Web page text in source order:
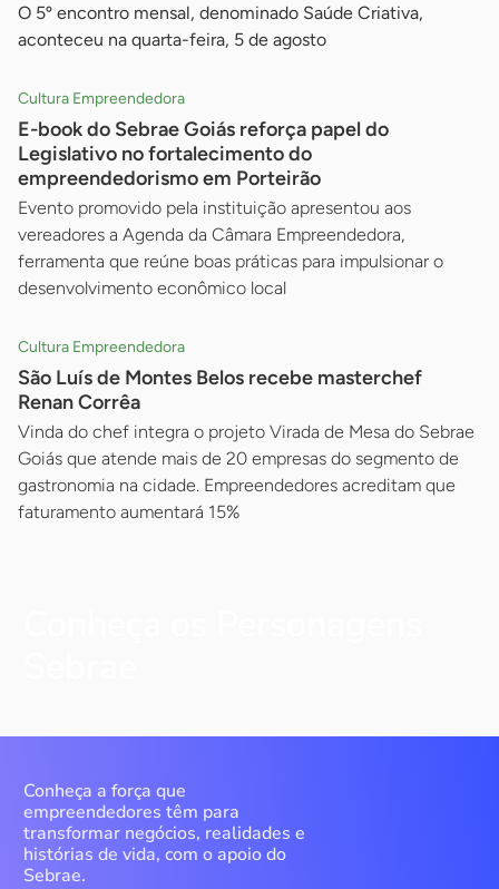
O 5º encontro mensal, denominado Saúde Criativa,
aconteceu na quarta-feira, 5 de agosto
Cultura Empreendedora
E-book do Sebrae Goiás reforça papel do
Legislativo no fortalecimento do
empreendedorismo em Porteirão
Evento promovido pela instituição apresentou aos
vereadores a Agenda da Câmara Empreendedora,
ferramenta que reúne boas práticas para impulsionar o
desenvolvimento econômico local
Cultura Empreendedora
São Luís de Montes Belos recebe masterchef
Renan Corrêa
Vinda do chef integra o projeto Virada de Mesa do Sebrae
Goiás que atende mais de 20 empresas do segmento de
gastronomia na cidade. Empreendedores acreditam que
faturamento aumentará 15%
Conheça a força que
empreendedores têm para
transformar negócios, realidades e
histórias de vida, com o apoio do
Sebrae.